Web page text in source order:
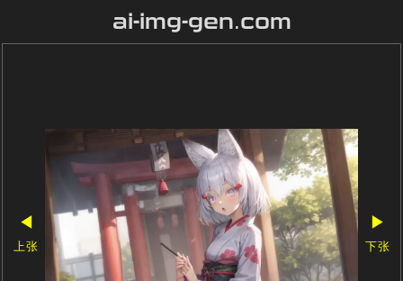
ai-img-gen.com
◀
上张
▶
下张